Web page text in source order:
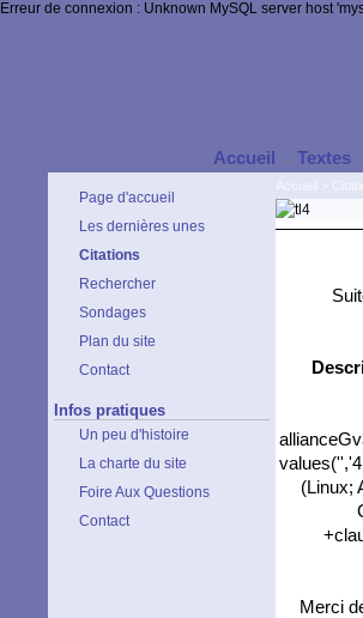
Erreur de connexion : Unknown MySQL server host
Accueil Textes
Page d'accueil
Les dernières unes
Citations
Rechercher
Sondages
Plan du site
Contact
Infos pratiques
Un peu d'histoire
La charte du site
Foire Aux Questions
Contact
(Linux;
Merci